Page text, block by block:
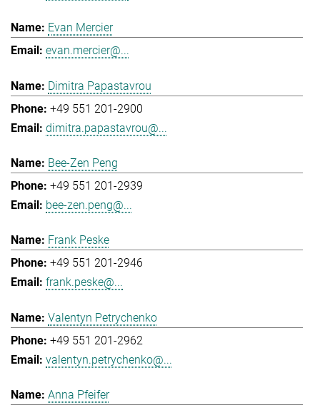
Evan Mercier
evan.mercier@...
Dimitra Papastavrou
+49 551 201-2900
dimitra.papastavrou@...
Bee-Zen Peng
+49 551 201-2939
bee-zen.peng@...
Frank Peske
+49 551 201-2946
frank.peske@...
Valentyn Petrychenko
+49 551 201-2962
valentyn.petrychenko@...
Anna Pfeifer